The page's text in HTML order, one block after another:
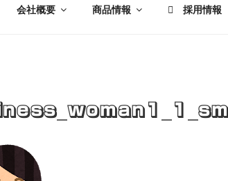
会社概要 商品情報 採用情報